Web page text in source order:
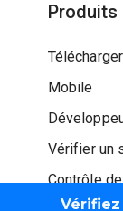
Produits
Télécharger
Mobile
Vérifier un
Contrôle